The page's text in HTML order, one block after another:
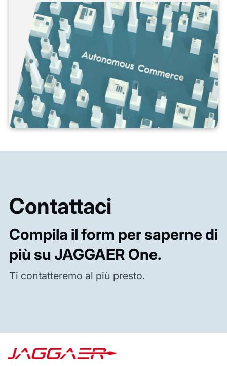
Contattaci
Compila il form per saperne di
più su JAGGAER One.
Ti contatteremo al più presto.